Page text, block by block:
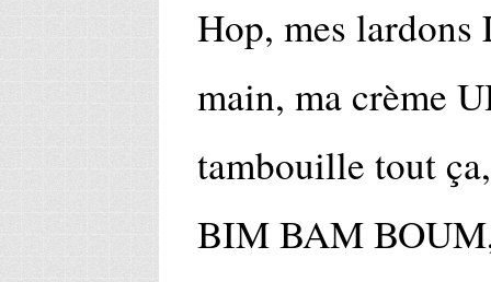
Hop, mes lardons
main, ma crème
tambouille tout
BIM BAM